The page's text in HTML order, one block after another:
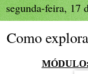
segunda-feira, 17
Como